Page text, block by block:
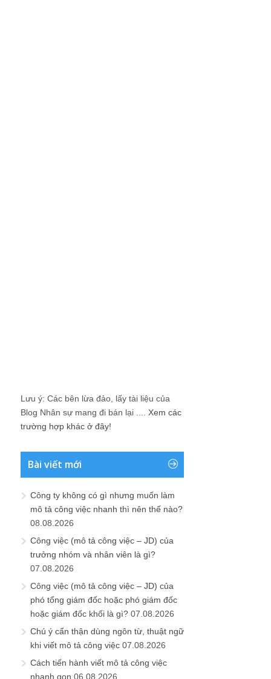
Lưu ý: Các bên lừa đảo, lấy tài liệu của
Blog Nhân sự mang đi bán lại .... Xem các
trường hợp khác ở đây!
Bài viết mới
Công ty không có gì nhưng muốn làm
mô tả công việc nhanh thì nên thế nào?
08.08.2026
Công việc (mô tả công việc – JD) của
trưởng nhóm và nhân viên là gì?
07.08.2026
Công việc (mô tả công việc – JD) của
phó tổng giám đốc hoặc phó giám đốc
hoặc giám đốc khối là gì? 07.08.2026
Chú ý cẩn thận dùng ngôn từ, thuật ngữ
khi viết mô tả công việc 07.08.2026
Cách tiến hành viết mô tả công việc
nhanh gọn 06.08.2026